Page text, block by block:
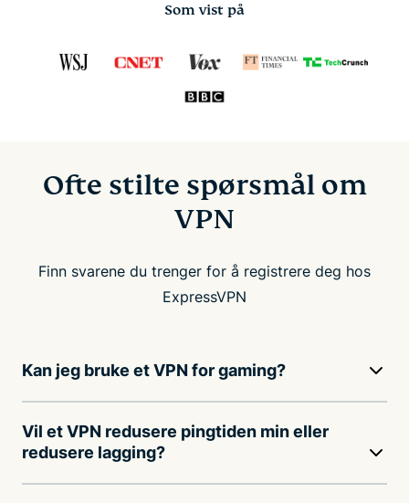
Som vist på
Ofte stilte spørsmål om
VPN
Finn svarene du trenger for å registrere deg hos
ExpressVPN
Kan jeg bruke et VPN for gaming?
Vil et VPN redusere pingtiden min eller
redusere lagging?